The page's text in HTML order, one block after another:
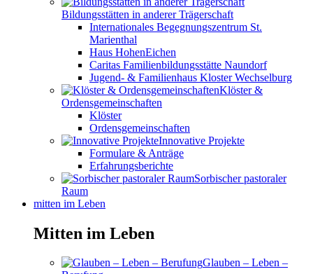
Bildungsstätten in anderer Trägerschaft
Internationales Begegnungszentrum St.
Marienthal
Haus HohenEichen
Caritas Familienbildungsstätte Naundorf
Jugend- & Familienhaus Kloster Wechselburg
Klöster &
Ordensgemeinschaften
Klöster
Ordensgemeinschaften
Innovative Projekte
Formulare & Anträge
Erfahrungsberichte
Sorbischer pastoraler
Raum
mitten im Leben
Mitten im Leben
Glauben – Leben –